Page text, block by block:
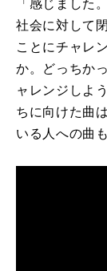
「感じました
社会に対して
ことにチャレ
か。どっちか
ャレンジしよ
ちに向けた曲
いる人への曲